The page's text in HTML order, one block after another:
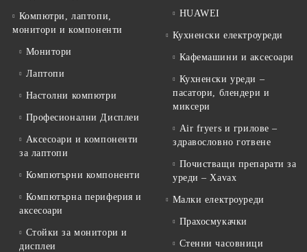
Компютри, лаптопи,
монитори и компоненти
Монитори
Лаптопи
Настолни компютри
Професионални Дисплеи
Аксесоари и компоненти
за лаптопи
Компютърни компоненти
Компютърна периферия и
аксесоари
Стойки за монитори и
дисплеи
HUAWEI
Кухненски електроуреди
Кафемашини и аксесоари
Кухненски уреди –
пасатори, блендери и
миксери
Air fryers и грилове –
здравословно готвене
Почистващи препарати за
уреди – Xavax
Малки електроуреди
Прахосмукачки
Стенни часовници